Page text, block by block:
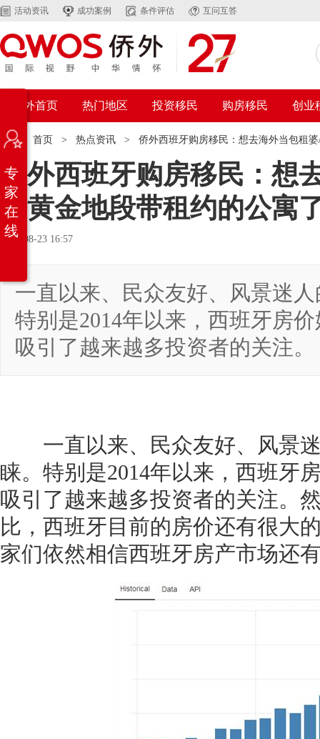
活动资讯 成功案例 条件评估 互问互答
侨外首页 热门地区 投资移民 购房移民 创业
位置： 首页 > 热点资讯 > 侨外西班牙购房移民：想去海外当包租
侨外西班牙购房移民：想
里黄金地段带租约的公寓
2019-08-23 16:57
一直以来、民众友好、风景迷
特别是2014年以来，西班牙房
吸引了越来越多投资者的关注。
一直以来、民众友好、风景迷
睐。特别是2014年以来，西班牙
吸引了越来越多投资者的关注。
比，西班牙目前的房价还有很大
家们依然相信西班牙房产市场还
专
家
在
线